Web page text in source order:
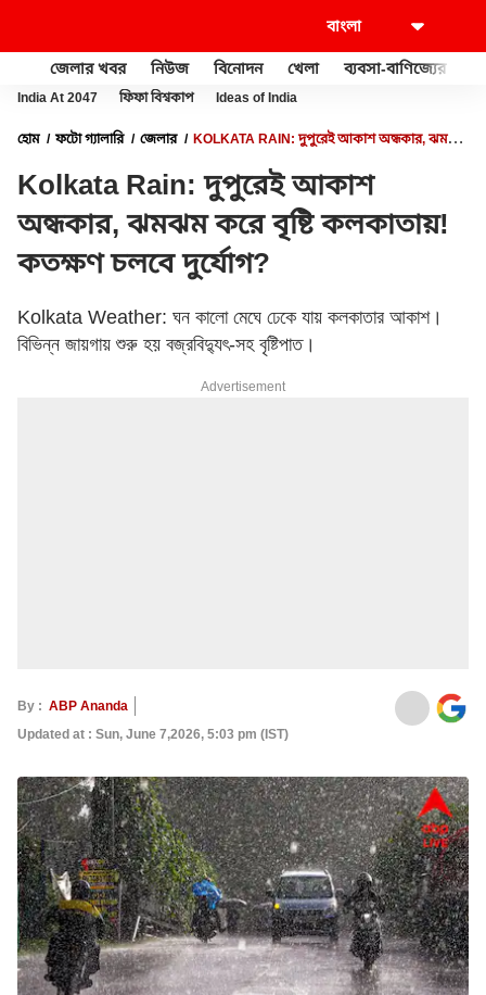
জেলার খবর নিউজ বিনোদন খেলা ব্যবসা-বাণিজ্যের
India At 2047 ফিফা বিশ্বকাপ Ideas of India
হোম ফটো গ্যালারি জেলার
KOLKATA RAIN: দুপুরেই আকাশ অন্ধকার, ঝমঝম
Kolkata Rain: দুপুরেই আকাশ
অন্ধকার, ঝমঝম করে বৃষ্টি কলকাতায়!
কতক্ষণ চলবে দুর্যোগ?
Kolkata Weather: ঘন কালো মেঘে ঢেকে যায় কলকাতার আকাশ।
বিভিন্ন জায়গায় শুরু হয় বজ্রবিদ্যুৎ-সহ বৃষ্টিপাত।
Advertisement
By : ABP Ananda
Updated at : Sun, June 7,2026, 5:03 pm (IST)